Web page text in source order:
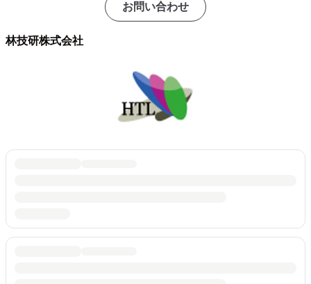
お問い合わせ
林技研株式会社